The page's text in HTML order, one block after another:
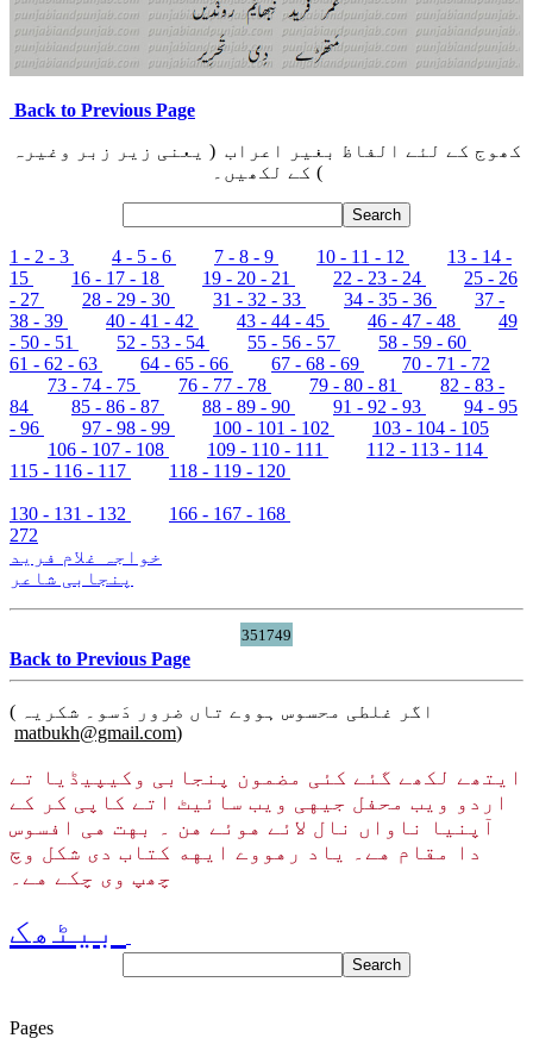
Back to Previous Page
کھوج کے لئے الفاظ بغیر اعراب ( یعنی زیر زبر وغیرہ
) کے لکھیں۔
1 - 2 - 3 4 - 5 - 6 7 - 8 - 9 10 - 11 - 12
13 - 14 -
15
16 - 17 - 18 19 - 20 - 21 22 - 23 - 24
25 - 26
- 27
28 - 29 - 30 31 - 32 - 33 34 - 35 - 36
37 -
38 - 39
40 - 41 - 42 43 - 44 - 45 46 - 47 - 48
49
- 50 - 51
52 - 53 - 54 55 - 56 - 57
58 - 59 - 60
61 - 62 - 63
64 - 65 - 66 67 - 68 - 69
70 - 71 - 72
73 - 74 - 75
76 - 77 - 78 79 - 80 - 81
82 - 83 -
84
85 - 86 - 87 88 - 89 - 90 91 - 92 - 93
94 - 95
- 96
97 - 98 - 99 100 - 101 - 102
103 - 104 - 105
106 - 107 - 108
109 - 110 - 111
112 - 113 - 114
115 - 116 - 117
118 - 119 - 120
130 - 131 - 132
166 - 167 - 168
272
خواجہ غلام فرید
پنجابی شاعر
351749
Back to Previous Page
( اگر غلطی محسوس ہووے تاں ضرور دَسو۔ شکریہ
matbukh@gmail.com)
ایتھے لکھے گئے کئی مضمون پنجابی وکیپیڈیا تے
اردو ویب محفل جیهی ویب سائیٹ اتے کاپی کر کے
آپنیا ناواں نال لائے هوئے هن ۔ بهت هی افسوس
دا مقام هے۔ یاد رهووے ایهه کتاب دی شکل وچ
چھپ وی چکے هے۔
Pages